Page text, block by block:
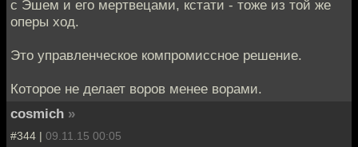
с Эшем и его мертвецами, кстати - тоже из той же
оперы ход.
Это управленческое компромиссное решение.
Которое не делает воров менее ворами.
cosmich »
#344 | 09.11.15 00:05